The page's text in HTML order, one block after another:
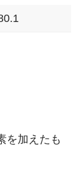
を加えたも